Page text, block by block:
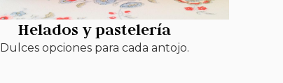
Helados y pastelería
Dulces opciones para cada antojo.